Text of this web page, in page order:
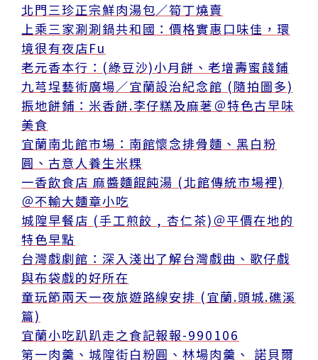
北門三珍正宗鮮肉湯包／筍丁燒賣
上乘三家涮涮鍋共和國：價格實惠口味佳，環
境很有夜店Fu
老元香本行：(綠豆沙)小月餅、老增壽蜜餞鋪
九芎埕藝術廣場／宜蘭設治紀念館 (隨拍圖多)
振地餅鋪：米香餅.李仔糕及麻荖＠特色古早味
美食
宜蘭南北館市場：南館懷念排骨麵、黑白粉
圓、古意人養生米粿
一香飲食店 麻醬麵餛飩湯 (北館傳統市場裡)
＠不輸大麵章小吃
城隍早餐店 (手工煎餃 , 杏仁茶)＠平價在地的
特色早點
台灣戲劇館：深入淺出了解台灣戲曲、歌仔戲
與布袋戲的好所在
童玩節兩天一夜旅遊路線安排 (宜蘭.頭城.礁溪
篇)
宜蘭小吃趴趴走之食記報報-990106
第一肉羹、城隍街白粉圓、林場肉羹、 諾貝爾